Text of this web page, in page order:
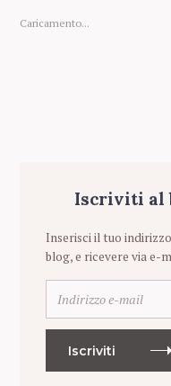
Caricamento...
Iscriviti al
Inserisci il tuo
blog, e ricevere via e-
d
Iscriviti